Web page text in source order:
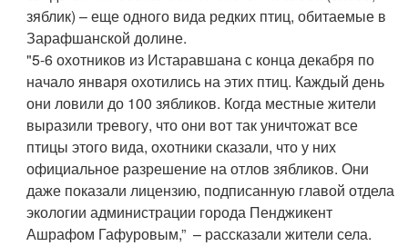
зяблик) – еще одного вида редких птиц, обитаемые в
Зарафшанской долине.
"5-6 охотников из Истаравшана с конца декабря по
начало января охотились на этих птиц. Каждый день
они ловили до 100 зябликов. Когда местные жители
выразили тревогу, что они вот так уничтожат все
птицы этого вида, охотники сказали, что у них
официальное разрешение на отлов зябликов. Они
даже показали лицензию, подписанную главой отдела
экологии администрации города Пенджикент
Ашрафом Гафуровым,” – рассказали жители села.